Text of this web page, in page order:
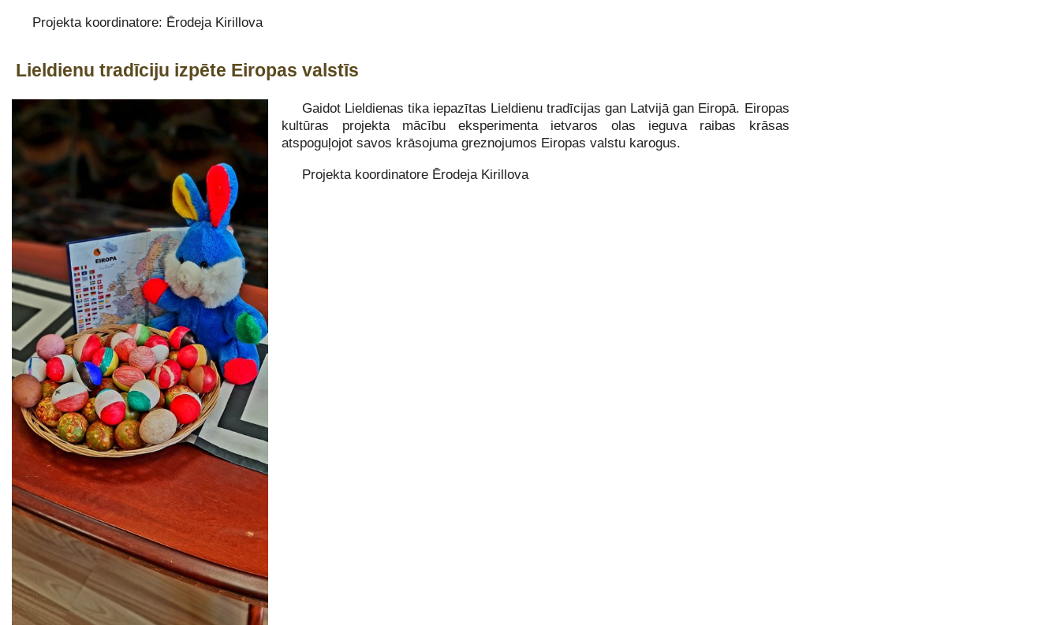
Projekta koordinatore: Ērodeja Kirillova
Lieldienu tradīciju izpēte Eiropas valstīs
Gaidot Lieldienas tika iepazītas Lieldienu tradīcijas gan Latvijā gan Eiropā. Eiropas
kultūras projekta mācību eksperimenta ietvaros olas ieguva raibas krāsas
atspoguļojot savos krāsojuma greznojumos Eiropas valstu karogus.
Projekta koordinatore Ērodeja Kirillova